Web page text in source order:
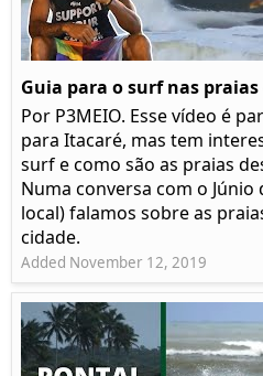
Guia para o surf nas
Por P3MEIO. Esse vídeo é
para Itacaré, mas tem
surf e como são as praias
Numa conversa com o
local) falamos sobre as
cidade.
Added November 12, 2019